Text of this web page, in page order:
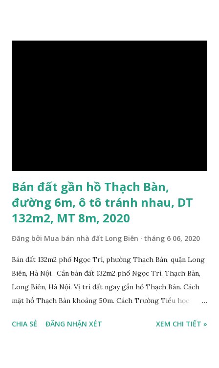
Bán đất gần hồ Thạch Bàn,
đường 6m, ô tô tránh nhau, DT
132m2, MT 8m, 2020
Đăng bởi Mua bán nhà đất Long Biên tháng 6 06, 2020
Bán đất 132m2 phố Ngọc Trì, phường Thạch Bàn, quận Long
Biên, Hà Nội. Cần bán đất 132m2 phố Ngọc Trì, Thạch Bàn,
Long Biên, Hà Nội. Vị trí đất ngay gần hồ Thạch Bàn. Cách
mặt hồ Thạch Bàn khoảng 50m. Cách Trường Tiểu học
30m, phía trước mặt thoáng. Cách mặt đường Cổ Linh
CHIA SẺ ĐĂNG NHẬN XÉT XEM CHI TIẾT »